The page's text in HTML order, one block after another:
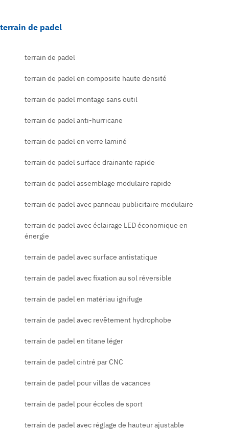
terrain de padel
terrain de padel
terrain de padel en composite haute densité
terrain de padel montage sans outil
terrain de padel anti-hurricane
terrain de padel en verre laminé
terrain de padel surface drainante rapide
terrain de padel assemblage modulaire rapide
terrain de padel avec panneau publicitaire modulaire
terrain de padel avec éclairage LED économique en
énergie
terrain de padel avec surface antistatique
terrain de padel avec fixation au sol réversible
terrain de padel en matériau ignifuge
terrain de padel avec revêtement hydrophobe
terrain de padel en titane léger
terrain de padel cintré par CNC
terrain de padel pour villas de vacances
terrain de padel pour écoles de sport
terrain de padel avec réglage de hauteur ajustable